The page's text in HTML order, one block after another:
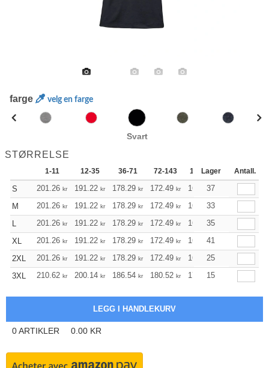
farge velg en farge
Svart
STØRRELSE
1-11 12-35 36-71 72-143 144-287 288 +
Lager Antall.
S 201.26 kr 191.22 kr 178.29 kr 172.49 kr 163.91 kr
37
M
201.26 kr 191.22 kr 178.29 kr 172.49 kr 163.91 kr
33
L
201.26 kr 191.22 kr 178.29 kr 172.49 kr 163.91 kr
35
XL
201.26 kr 191.22 kr 178.29 kr 172.49 kr 163.9141
2XL
201.26 kr 191.22 kr 178.29 kr 172.49 kr 163.91 kr
25
3XL
210.62 kr 200.14 kr 186.54 kr 180.52 kr 171.49 kr
15
0ARTIKLER 0.00 KR